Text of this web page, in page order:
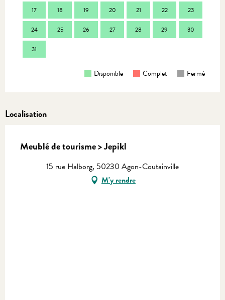
17 18 19 20 21 22 23
24 25 26 27 28 29 30
31
Disponible Complet Fermé
Localisation
Meublé de tourisme > Jepikl
15 rue Halborg, 50230 Agon-Coutainville
M'y rendre